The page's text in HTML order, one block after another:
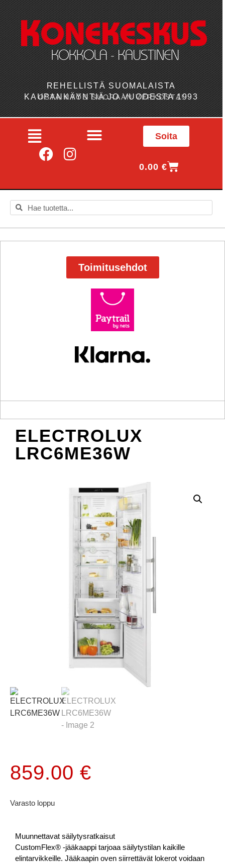
REHELLISTÄ SUOMALAISTA
KAUPANKÄYNTIÄ JO VUODESTA 1993
OSTA MYÖS SUORAAN VERKOSTA!
Soita
0.00€
Toimitusehdot
ELECTROLUX
LRC6ME36W
859.00 €
Varasto loppu
Muunnettavat säilytysratkaisut
CustomFlex® -jääkaappi tarjoaa säilytystilan kaikille
elintarvikkeille. Jääkaapin oven siirrettävät lokerot voidaan